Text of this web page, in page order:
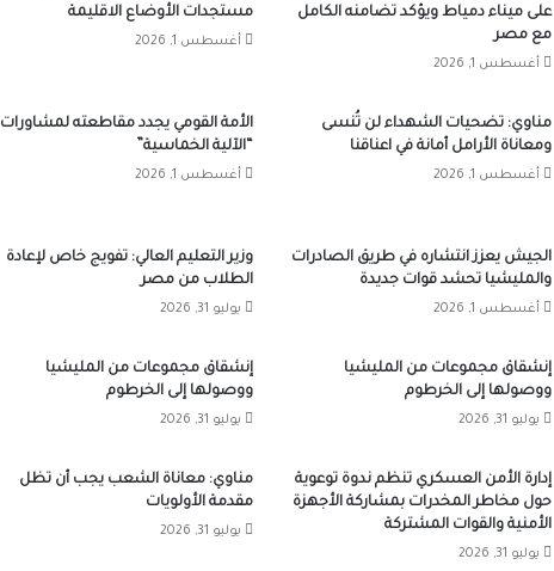
على ميناء دمياط ويؤكد تضامنه الكامل
مع مصر
أغسطس 1, 2026
مستجدات الأوضاع الاقليمة
أغسطس 1, 2026
مناوي: تضحيات الشهداء لن تُنسى
ومعاناة الأرامل أمانة في اعناقنا
أغسطس 1, 2026
الأمة القومي يجدد مقاطعته لمشاورات
“الآلية الخماسية”
أغسطس 1, 2026
الجيش يعزز انتشاره في طريق الصادرات
والمليشيا تحشد قوات جديدة
أغسطس 1, 2026
وزير التعليم العالي: تفويج خاص لإعادة
الطلاب من مصر
يوليو 31, 2026
إنشقاق مجموعات من المليشيا
ووصولها إلى الخرطوم
يوليو 31, 2026
إنشقاق مجموعات من المليشيا
ووصولها إلى الخرطوم
يوليو 31, 2026
إدارة الأمن العسكري تنظم ندوة توعوية
حول مخاطر المخدرات بمشاركة الأجهزة
الأمنية والقوات المشتركة
يوليو 31, 2026
مناوي: معاناة الشعب يجب أن تظل
مقدمة الأولويات
يوليو 31, 2026